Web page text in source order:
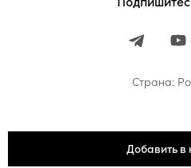
Добавить в
Страна:
© 2026 ООО